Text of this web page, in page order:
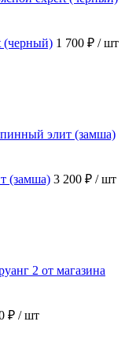
(черный) 1 700 ₽ / шт
(замша) 3 200 ₽ / шт
₽ / шт